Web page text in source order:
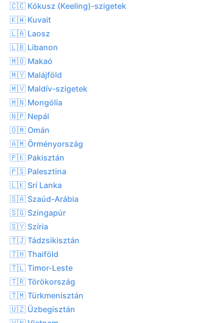
🇨🇨 Kókusz (Keeling)-szigetek
🇰🇼 Kuvait
🇱🇦 Laosz
🇱🇧 Libanon
🇲🇴 Makaó
🇲🇾 Malájföld
🇲🇻 Maldív-szigetek
🇲🇳 Mongólia
🇳🇵 Nepál
🇴🇲 Omán
🇦🇲 Örményország
🇵🇰 Pakisztán
🇵🇸 Palesztina
🇱🇰 Srí Lanka
🇸🇦 Szaúd-Arábia
🇸🇬 Szingapúr
🇸🇾 Szíria
🇹🇯 Tádzsikisztán
🇹🇭 Thaiföld
🇹🇱 Timor-Leste
🇹🇷 Törökország
🇹🇲 Türkmenisztán
🇺🇿 Üzbegisztán